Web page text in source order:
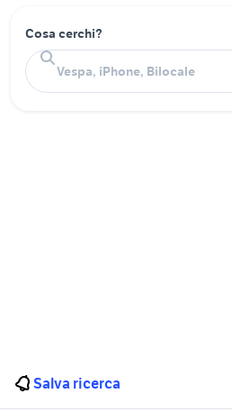
Cosa cerchi?
Salva ricerca